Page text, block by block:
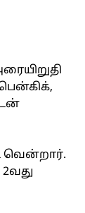
வென்றார்.